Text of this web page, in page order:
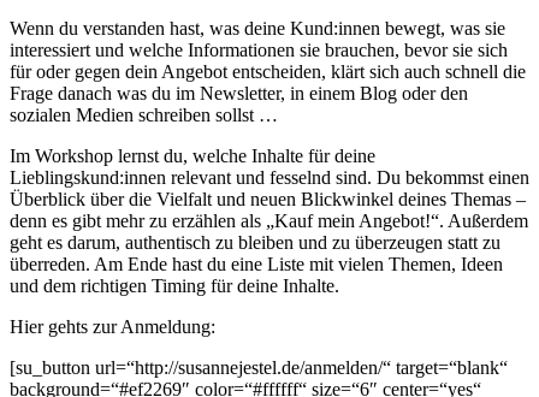
Wenn du verstanden hast, was deine Kund:innen bewegt, was sie
interessiert und welche Informationen sie brauchen, bevor sie sich
für oder gegen dein Angebot entscheiden, klärt sich auch schnell die
Frage danach was du im Newsletter, in einem Blog oder den
sozialen Medien schreiben sollst …
Im Workshop lernst du, welche Inhalte für deine
Lieblingskund:innen relevant und fesselnd sind. Du bekommst einen
Überblick über die Vielfalt und neuen Blickwinkel deines Themas –
denn es gibt mehr zu erzählen als „Kauf mein Angebot!“. Außerdem
geht es darum, authentisch zu bleiben und zu überzeugen statt zu
überreden. Am Ende hast du eine Liste mit vielen Themen, Ideen
und dem richtigen Timing für deine Inhalte.
Hier gehts zur Anmeldung:
[su_button url=“http://susannejestel.de/anmelden/“ target=“blank“
background=“#ef2269″ color=“#ffffff“ size=“6″ center=“yes“